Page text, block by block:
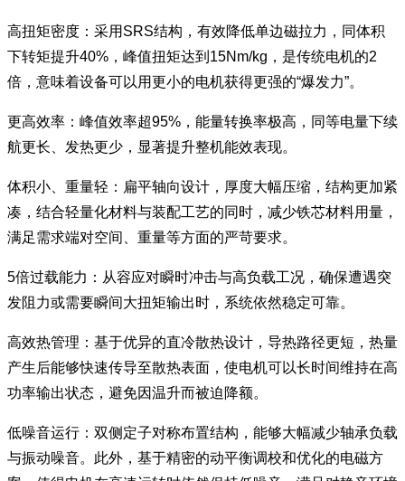
高扭矩密度：采用SRS结构，有效降低单边磁拉力，同体积
下转矩提升40%，峰值扭矩达到15Nm/kg，是传统电机的2
倍，意味着设备可以用更小的电机获得更强的“爆发力”。
更高效率：峰值效率超95%，能量转换率极高，同等电量下续
航更长、发热更少，显著提升整机能效表现。
体积小、重量轻：扁平轴向设计，厚度大幅压缩，结构更加紧
凑，结合轻量化材料与装配工艺的同时，减少铁芯材料用量，
满足需求端对空间、重量等方面的严苛要求。
5倍过载能力：从容应对瞬时冲击与高负载工况，确保遭遇突
发阻力或需要瞬间大扭矩输出时，系统依然稳定可靠。
高效热管理：基于优异的直冷散热设计，导热路径更短，热量
产生后能够快速传导至散热表面，使电机可以长时间维持在高
功率输出状态，避免因温升而被迫降额。
低噪音运行：双侧定子对称布置结构，能够大幅减少轴承负载
与振动噪音。此外，基于精密的动平衡调校和优化的电磁方